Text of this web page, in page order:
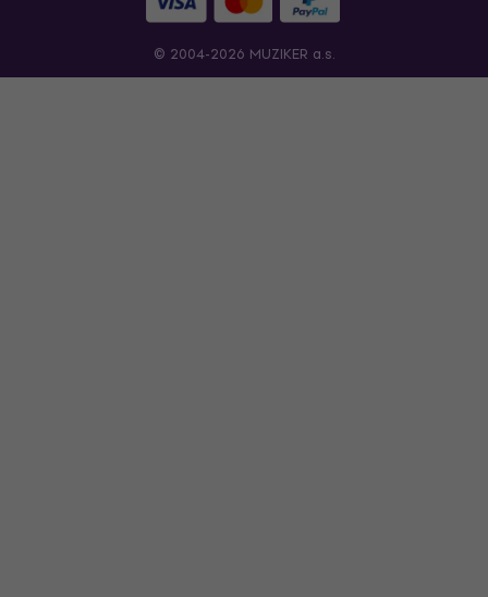
© 2004-2026 MUZIKER a.s.